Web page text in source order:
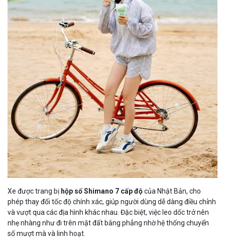
Xe được trang bị hộp số Shimano 7 cấp độcủa Nhật Bản, cho
phép thay đổi tốc độ chính xác, giúp người dùng dễ dàng điều chỉnh
và vượt qua các địa hình khác nhau. Đặc biệt, việc leo dốc trở nên
nhẹ nhàng như đi trên mặt đất bằng phẳng nhờ hệ thống chuyển
số mượt mà và linh hoạt.